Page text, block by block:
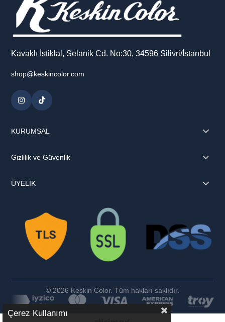
Kavaklı İstiklal, Selanik Cd. No:30, 34596 Silivri/İstanbul
shop@keskincolor.com
KURUMSAL
Gizlilik ve Güvenlik
ÜYELİK
© 2026 Keskin Color. Tüm hakları saklıdır.
Çerez Kullanımı